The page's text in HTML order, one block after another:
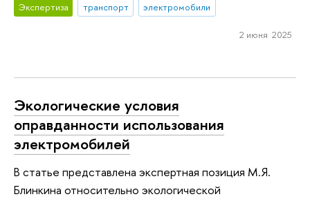
Экспертиза транспорт электромобили
2 июня 2025
Экологические условия
оправданности использования
электромобилей
В статье представлена экспертная позиция М.Я.
Блинкина относительно экологической